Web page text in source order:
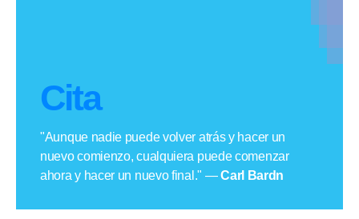
Cita
"Aunque nadie puede volver atrás y hacer un
nuevo comienzo, cualquiera puede comenzar
ahora y hacer un nuevo final." —Carl Bardn